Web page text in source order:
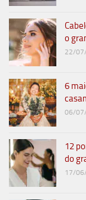
o
22/
6
06/
12
do
17/